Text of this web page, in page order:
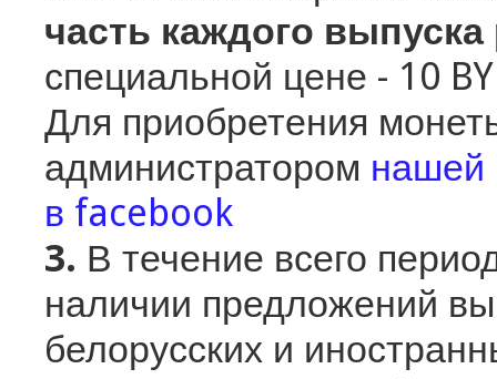
часть каждого выпуска
специальной цене - 10
Для приобретения
администратором нашей
в facebook
3. В течение всего
наличии предложений
белорусских и